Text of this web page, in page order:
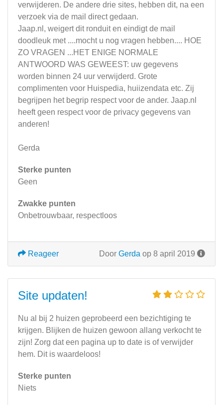
verwijderen. De andere drie sites, hebben dit, na een
verzoek via de mail direct gedaan.
Jaap.nl, weigert dit ronduit en eindigt de mail
doodleuk met ....mocht u nog vragen hebben.... HOE
ZO VRAGEN ...HET ENIGE NORMALE
ANTWOORD WAS GEWEEST: uw gegevens
worden binnen 24 uur verwijderd. Grote
complimenten voor Huispedia, huiizendata etc. Zij
begrijpen het begrip respect voor de ander. Jaap.nl
heeft geen respect voor de privacy gegevens van
anderen!
Gerda
Sterke punten
Geen
Zwakke punten
Onbetrouwbaar, respectloos
Door Gerda op 8 april 2019
Reageer
Site updaten!
Nu al bij 2 huizen geprobeerd een bezichtiging te
krijgen. Blijken de huizen gewoon allang verkocht te
zijn! Zorg dat een pagina up to date is of verwijder
hem. Dit is waardeloos!
Sterke punten
Niets